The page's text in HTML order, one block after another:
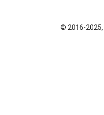
© 2016-2025,